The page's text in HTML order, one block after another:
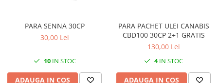
PARA SENNA 30CP
30,00 Lei
10IN STOC
ADAUGA IN COS
PARA PACHET ULEI CANABIS
CBD100 30CP 2+1 GRATIS
130,00 Lei
4IN STOC
ADAUGA IN COS